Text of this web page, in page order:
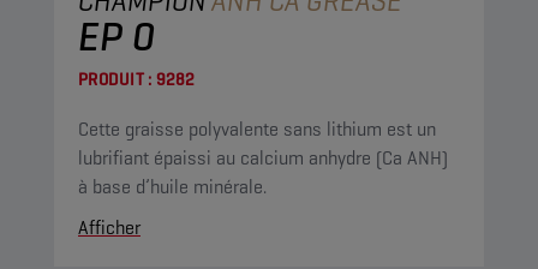
EP 0
PRODUIT : 9282
Cette graisse polyvalente sans lithium est un
lubrifiant épaissi au calcium anhydre (Ca ANH)
à base d’huile minérale.
Afficher